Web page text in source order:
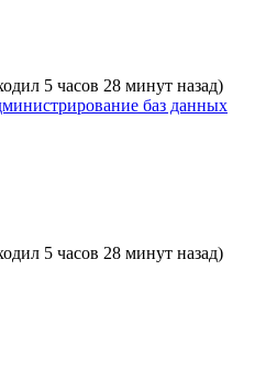
5 часов 28 минут назад)
5 часов 28 минут назад)